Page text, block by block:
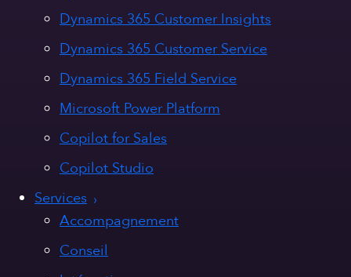
Dynamics 365 Customer Insights
Dynamics 365 Customer Service
Dynamics 365 Field Service
Microsoft Power Platform
Copilot for Sales
Copilot Studio
Services
Accompagnement
Conseil